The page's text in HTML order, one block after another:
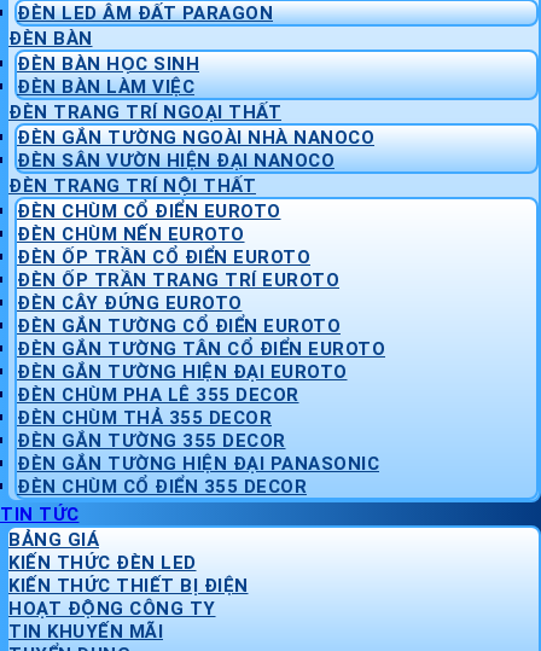
ĐÈN LED ÂM ĐẤT PARAGON
ĐÈN BÀN
ĐÈN BÀN HỌC SINH
ĐÈN BÀN LÀM VIỆC
ĐÈN TRANG TRÍ NGOẠI THẤT
ĐÈN GẮN TƯỜNG NGOÀI NHÀ NANOCO
ĐÈN SÂN VƯỜN HIỆN ĐẠI NANOCO
ĐÈN TRANG TRÍ NỘI THẤT
ĐÈN CHÙM CỔ ĐIỂN EUROTO
ĐÈN CHÙM NẾN EUROTO
ĐÈN ỐP TRẦN CỔ ĐIỂN EUROTO
ĐÈN ỐP TRẦN TRANG TRÍ EUROTO
ĐÈN CÂY ĐỨNG EUROTO
ĐÈN GẮN TƯỜNG CỔ ĐIỂN EUROTO
ĐÈN GẮN TƯỜNG TÂN CỔ ĐIỂN EUROTO
ĐÈN GẮN TƯỜNG HIỆN ĐẠI EUROTO
ĐÈN CHÙM PHA LÊ 355 DECOR
ĐÈN CHÙM THẢ 355 DECOR
ĐÈN GẮN TƯỜNG 355 DECOR
ĐÈN GẮN TƯỜNG HIỆN ĐẠI PANASONIC
ĐÈN CHÙM CỔ ĐIỂN 355 DECOR
TIN TỨC
BẢNG GIÁ
KIẾN THỨC ĐÈN LED
KIẾN THỨC THIẾT BỊ ĐIỆN
HOẠT ĐỘNG CÔNG TY
TIN KHUYẾN MÃI